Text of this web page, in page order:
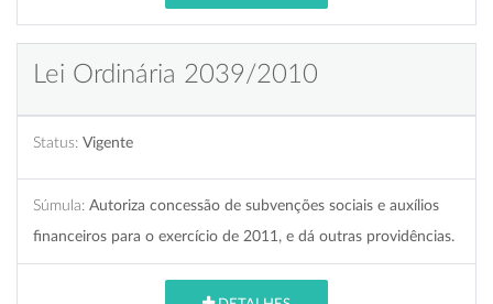
Lei Ordinária 2039/2010
Status: Vigente
Súmula: Autoriza concessão de subvenções sociais e auxílios
financeiros para o exercício de 2011, e dá outras providências.